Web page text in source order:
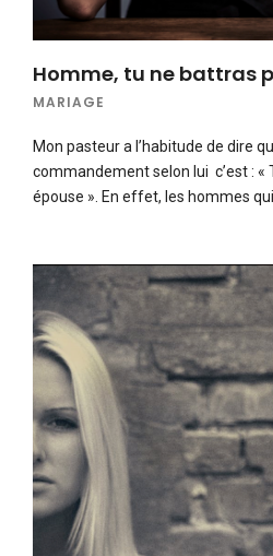
Homme, tu ne battras
MARIAGE
Mon pasteur a l’habitude de dire
commandement selon lui c’est : «
épouse ». En effet, les hommes qui